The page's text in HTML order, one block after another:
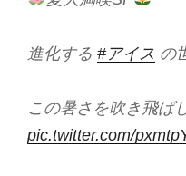
進化する #アイス の
この暑さを吹き飛ば
pic.twitter.com/